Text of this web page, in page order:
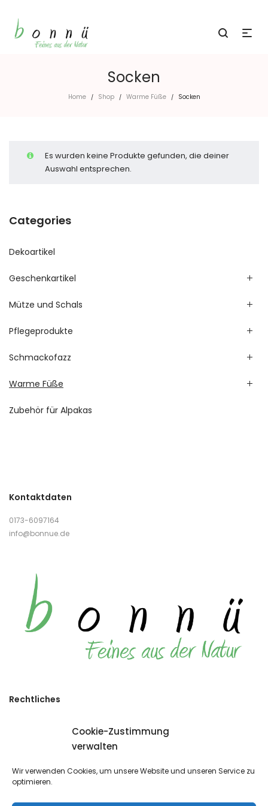
Cookie-Zustimmung
verwalten
Wir verwenden Cookies, um unsere Website und unseren Service zu
optimieren.
Socken
Home / Shop / Warme Füße / Socken
Es wurden keine Produkte gefunden, die deiner
Auswahl entsprechen.
Categories
Dekoartikel
Geschenkartikel
Mütze und Schals
Pflegeprodukte
Schmackofazz
Warme Füße
Zubehör für Alpakas
Kontaktdaten
0173-6097164
info@bonnue.de
Rechtliches
Widerrufsformular
Cookie-Richtlinie (EU)